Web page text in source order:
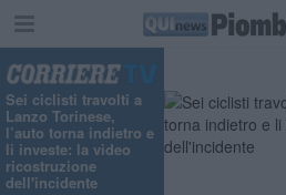
Sei ciclisti travolti a
Lanzo Torinese,
l’auto torna indietro e
li investe: la video
ricostruzione
dell'incidente